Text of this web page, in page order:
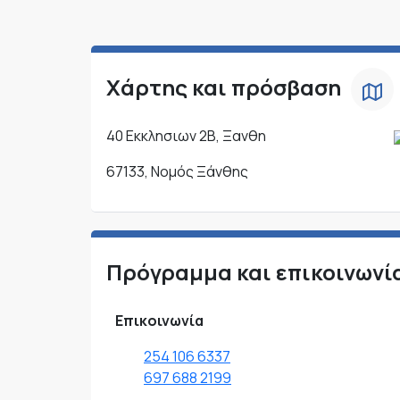
Χάρτης και πρόσβαση
40 Εκκλησιων 2Β, Ξανθη
67133, Νομός Ξάνθης
Πρόγραμμα και
Επικοινωνία
254 106 6337
697 688 2199